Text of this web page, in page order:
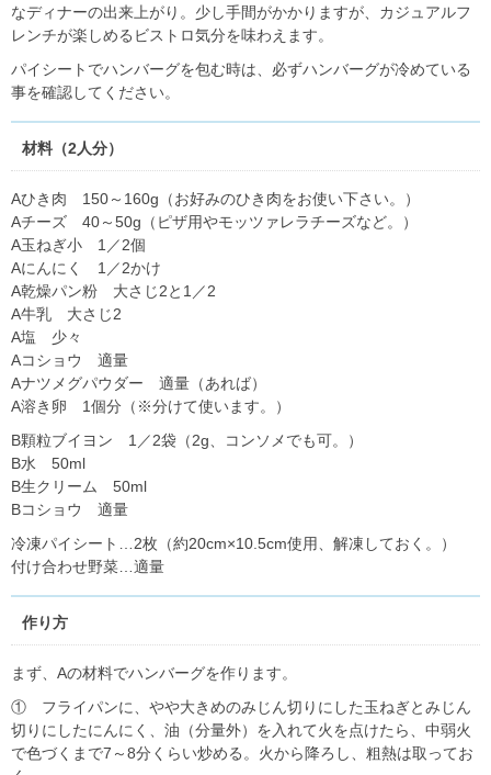
なディナーの出来上がり。少し手間がかかりますが、カジュアルフ
レンチが楽しめるビストロ気分を味わえます。
パイシートでハンバーグを包む時は、必ずハンバーグが冷めている
事を確認してください。
材料（2人分）
Aひき肉 150～160g（お好みのひき肉をお使い下さい。）
Aチーズ 40～50g（ピザ用やモッツァレラチーズなど。）
A玉ねぎ小 1／2個
Aにんにく 1／2かけ
A乾燥パン粉 大さじ2と1／2
A牛乳 大さじ2
A塩 少々
Aコショウ 適量
Aナツメグパウダー 適量（あれば）
A溶き卵 1個分（※分けて使います。）
B顆粒ブイヨン 1／2袋（2g、コンソメでも可。）
B水 50ml
B生クリーム 50ml
Bコショウ 適量
冷凍パイシート…2枚（約20cm×10.5cm使用、解凍しておく。）
付け合わせ野菜…適量
作り方
まず、Aの材料でハンバーグを作ります。
① フライパンに、やや大きめのみじん切りにした玉ねぎとみじん
切りにしたにんにく、油（分量外）を入れて火を点けたら、中弱火
で色づくまで7～8分くらい炒める。火から降ろし、粗熱は取ってお